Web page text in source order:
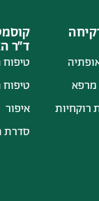
מרפא
רוקחיות
ד״ר
טיפוח
טיפוח
איפור
סדרת